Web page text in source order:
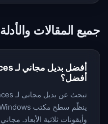
جميع المقالات والأدلة
أفضل؟
وأيقونات ثلاثية الأبعاد. مجاني 100%.